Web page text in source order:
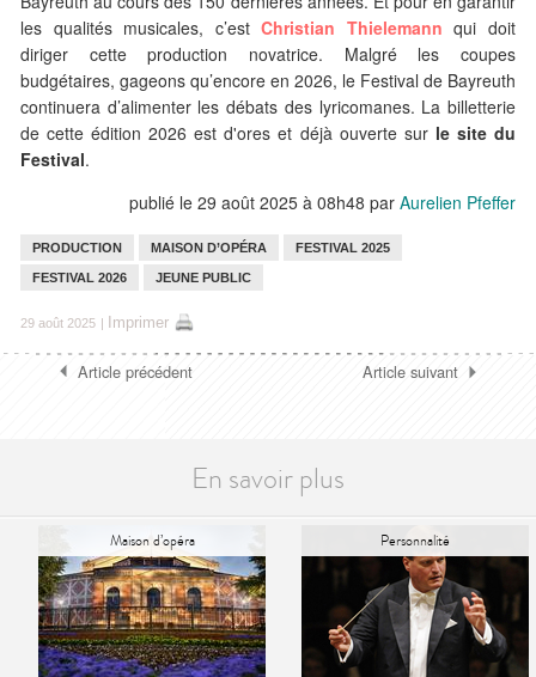
les qualités musicales, c’estChristian Thielemann qui doit
diriger cette production novatrice. Malgré les coupes
budgétaires, gageons qu’encore en 2026, le Festival de Bayreuth
continuera d’alimenter les débats des lyricomanes. La billetterie
de cette édition 2026 est d'ores et déjà ouverte sur le site du
Festival.
publié le 29 août 2025 à 08h48 par Aurelien Pfeffer
PRODUCTION MAISON D’OPÉRA FESTIVAL 2025
FESTIVAL 2026 JEUNE PUBLIC
29 août 2025 | Imprimer
Article précédent Article suivant
En savoir plus
Maison d’opéra Personnalité